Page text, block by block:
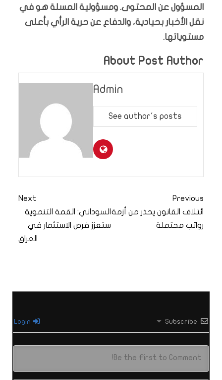
المسؤول عن المحتوى. ومسؤولية المسلة هو في
نقل الأخبار بحيادية، والدفاع عن حرية الرأي بأعلى
مستوياتها.
About Post Author
Admin
See author's posts
Previous
ائتلاف القانون يحذر من أزمة
رواتب محتملة
Next
السوداني: القمة التنموية
ستعزز فرص الاستثمار في
العراق
Subscribe